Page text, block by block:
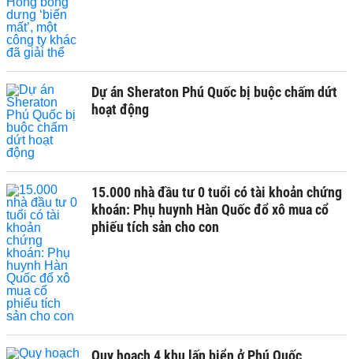
Dự án Sheraton Phú Quốc bị buộc chấm dứt
hoạt động
15.000 nhà đầu tư 0 tuổi có tài khoản chứng
khoán: Phụ huynh Hàn Quốc đổ xô mua cổ
phiếu tích sản cho con
Quy hoạch 4 khu lấn biển ở Phú Quốc